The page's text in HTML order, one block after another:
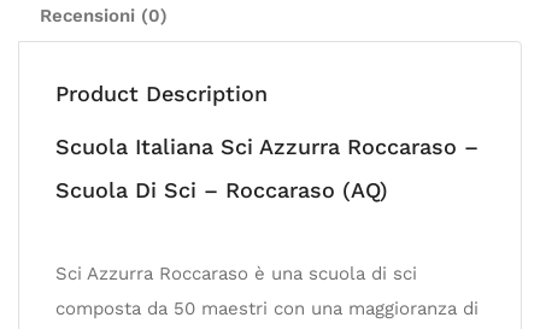
Recensioni (0)
Product Description
Scuola Italiana Sci Azzurra Roccaraso –
Scuola Di Sci – Roccaraso (AQ)
Sci Azzurra Roccaraso è una scuola di sci
composta da 50 maestri con una maggioranza di